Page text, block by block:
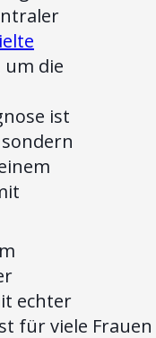
um die
ist
echter
für viele Frauen